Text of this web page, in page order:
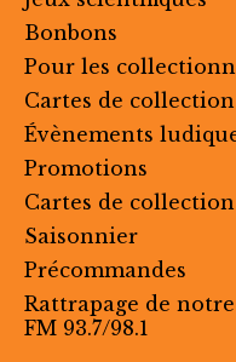
Bonbons
Pour les
Cartes de
Évènements
Promotions
Cartes de collection
Saisonnier
Précommandes
Rattrapage de
FM 93.7/98.1